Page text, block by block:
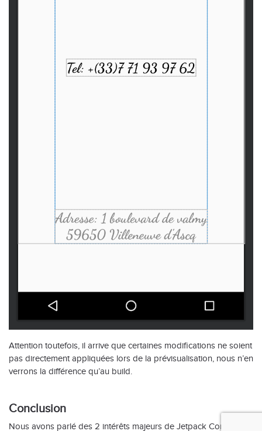
Attention toutefois, il arrive que certaines modifications ne soient
pas directement appliquées lors de la prévisualisation, nous n’en
verrons la différence qu’au build.
Conclusion
Nous avons parlé des 2 intérêts majeurs de Jetpack Compose,